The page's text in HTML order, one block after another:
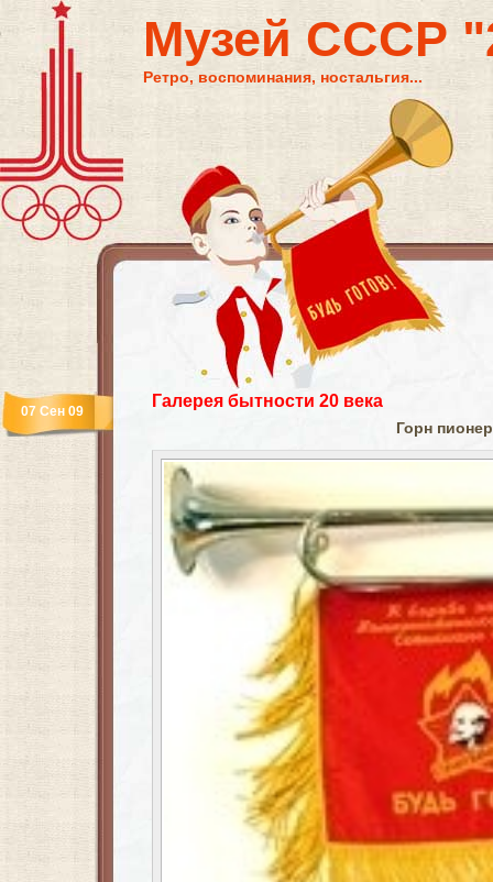
Музей СССР
Ретро, воспоминания, ностальгия...
Галерея бытности 20 века
07 Сен 09
Горн